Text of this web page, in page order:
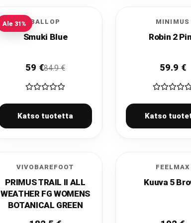
BALLOP
Smuki Blue
59 €84.9€
Katso tuotetta
Ale 31% MINIMUS
Robin 2
59.9 €
Katso
VIVOBAREFOOT
PRIMUS TRAIL II ALL
WEATHER FG WOMENS
BOTANICAL GREEN
FEELMAX
Kuuva 5